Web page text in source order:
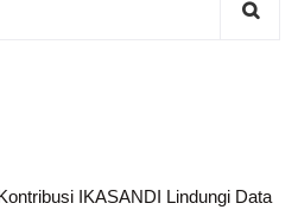
IKASANDI Lindungi Data